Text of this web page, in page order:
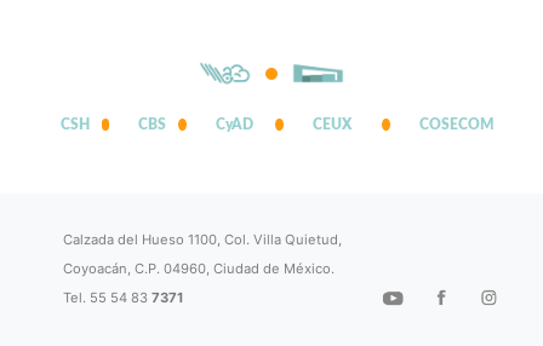
CSH CBS CyAD CEUX COSECOM
Calzada del Hueso 1100, Col. Villa Quietud,
Coyoacán, C.P. 04960, Ciudad de México.
Tel. 55 54 837371